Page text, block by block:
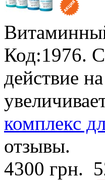
Код:1976.
действие
комплекс
отзывы.
4300 грн.